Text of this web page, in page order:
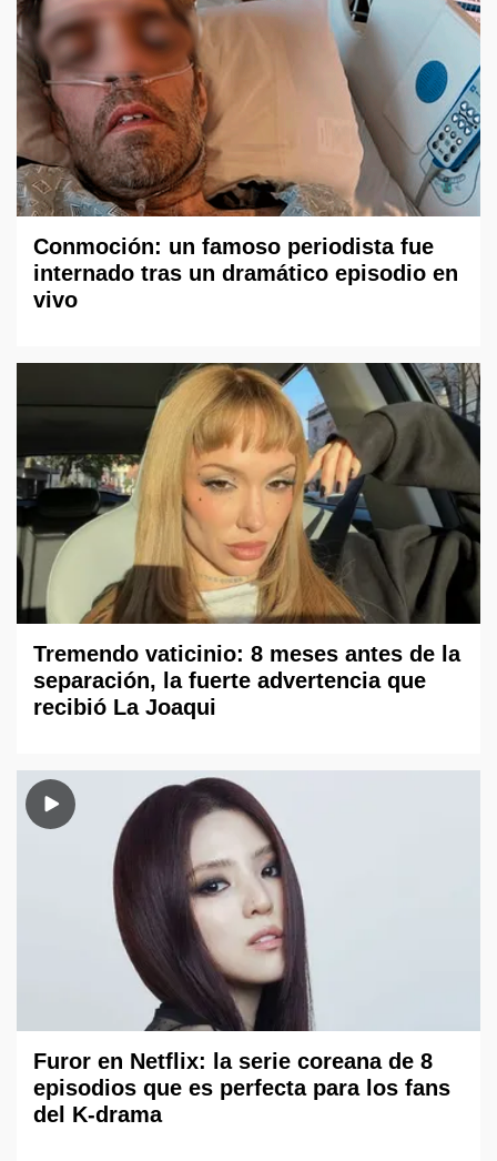
Conmoción: un famoso periodista fue
internado tras un dramático episodio en
vivo
Tremendo vaticinio: 8 meses antes de la
separación, la fuerte advertencia que
recibió La Joaqui
Furor en Netflix: la serie coreana de 8
episodios que es perfecta para los fans
del K-drama